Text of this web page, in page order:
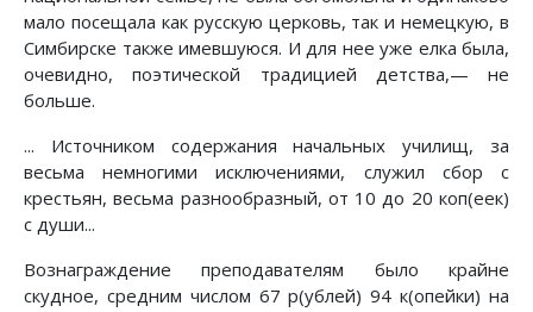
мало посещала как русскую церковь, так и немецкую, в
Симбирске также имевшуюся. И для нее уже елка была,
очевидно, поэтической традицией детства,— не
больше.
... Источником содержания начальных училищ, за
весьма немногими исключениями, служил сбор с
крестьян, весьма разнообразный, от 10 до 20 коп(еек)
с души...
Вознаграждение преподавателям было крайне
скудное, средним числом 67 р(ублей) 94 к(опейки) на